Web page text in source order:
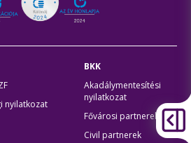
nyilatkozat
BKK
Akadálymentesítési
nyilatkozat
Fővárosi partnerek
Civil partnerek